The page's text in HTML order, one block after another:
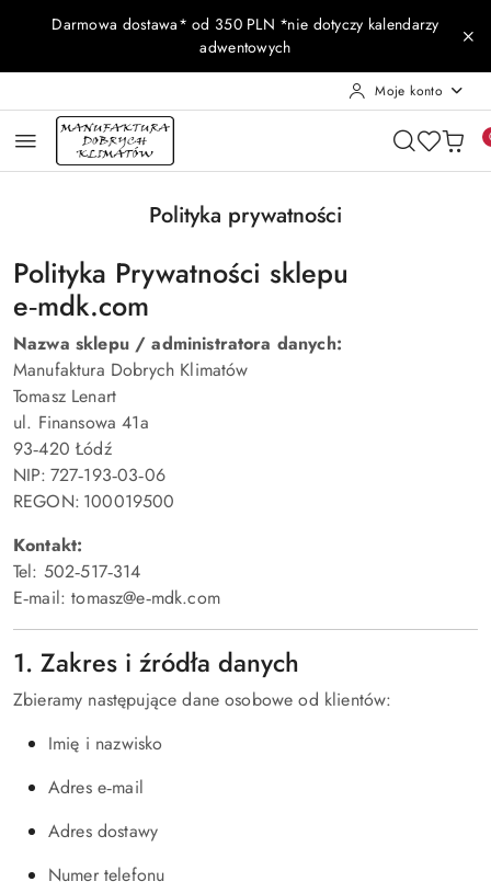
Przejdź do treści głównej
Przejdź do wyszukiwarki
Przejdź do moje konto
Przejdź do menu głównego
Przejdź do stopki
Darmowa dostawa* od 350 PLN *nie dotyczy kalendarzy
adwentowych
Moje konto
Polityka prywatności
Polityka Prywatności sklepu
e‑mdk.com
Nazwa sklepu / administratora danych:
Manufaktura Dobrych Klimatów
Tomasz Lenart
ul. Finansowa 41a
93‑420 Łódź
NIP: 727‑193‑03‑06
REGON: 100019500
Kontakt:
Tel: 502‑517‑314
E‑mail: tomasz@e‑mdk.com
1. Zakres i źródła danych
Zbieramy następujące dane osobowe od klientów:
Imię i nazwisko
Adres e‑mail
Adres dostawy
Numer telefonu